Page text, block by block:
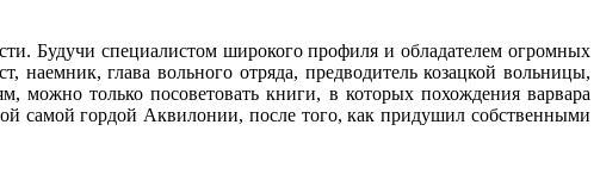
Будучи специалистом широкого профиля и обладателем огромных
наемник, глава вольного отряда, предводитель козацкой вольницы,
только посоветовать книги, в которых похождения варвара
самой гордой Аквилонии, после того, как придушил собственными